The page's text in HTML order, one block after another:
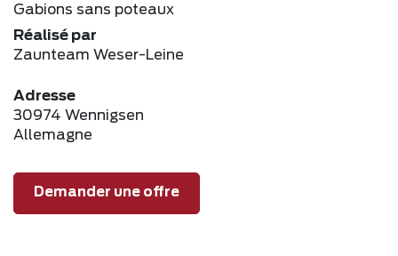
Gabions sans poteaux
Réalisé par
Zaunteam Weser-Leine
Adresse
30974 Wennigsen
Allemagne
Demander une offre